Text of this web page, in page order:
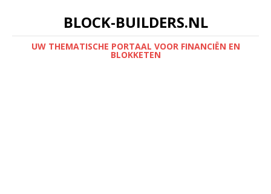
BLOCK-BUILDERS.NL
UW THEMATISCHE PORTAAL VOOR FINANCIËN EN
BLOKKETEN